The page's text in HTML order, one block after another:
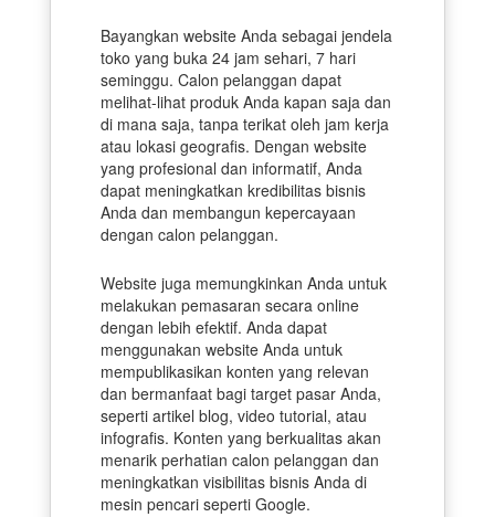
Bayangkan website Anda sebagai jendela
toko yang buka 24 jam sehari, 7 hari
seminggu. Calon pelanggan dapat
melihat-lihat produk Anda kapan saja dan
di mana saja, tanpa terikat oleh jam kerja
atau lokasi geografis. Dengan website
yang profesional dan informatif, Anda
dapat meningkatkan kredibilitas bisnis
Anda dan membangun kepercayaan
dengan calon pelanggan.
Website juga memungkinkan Anda untuk
melakukan pemasaran secara online
dengan lebih efektif. Anda dapat
menggunakan website Anda untuk
mempublikasikan konten yang relevan
dan bermanfaat bagi target pasar Anda,
seperti artikel blog, video tutorial, atau
infografis. Konten yang berkualitas akan
menarik perhatian calon pelanggan dan
meningkatkan visibilitas bisnis Anda di
mesin pencari seperti Google.